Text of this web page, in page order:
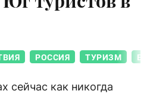
РОССИЯ ТУРИЗМ
сейчас как никогда